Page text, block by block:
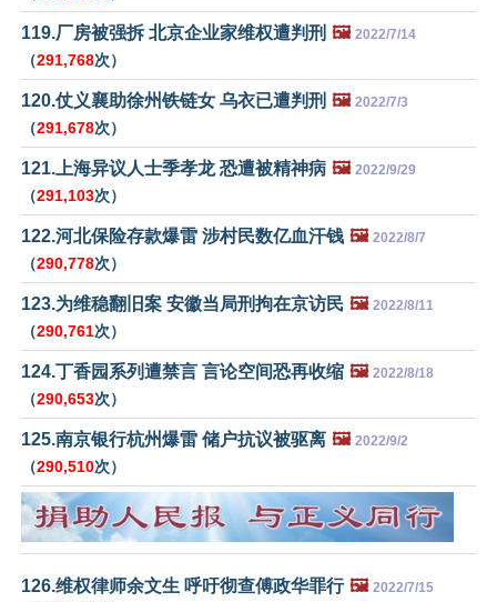
119.厂房被强拆 北京企业家维权遭判刑 🖼️ 2022/7/14
（291,768次）
120.仗义襄助徐州铁链女 乌衣已遭判刑 🖼️ 2022/7/3
（291,678次）
121.上海异议人士季孝龙 恐遭被精神病 🖼️ 2022/9/29
（291,103次）
122.河北保险存款爆雷 涉村民数亿血汗钱 🖼️ 2022/8/7
（290,778次）
123.为维稳翻旧案 安徽当局刑拘在京访民 🖼️ 2022/8/11
（290,761次）
124.丁香园系列遭禁言 言论空间恐再收缩 🖼️ 2022/8/18
（290,653次）
125.南京银行杭州爆雷 储户抗议被驱离 🖼️ 2022/9/2
（290,510次）
126.维权律师余文生 呼吁彻查傅政华罪行 🖼️ 2022/7/15